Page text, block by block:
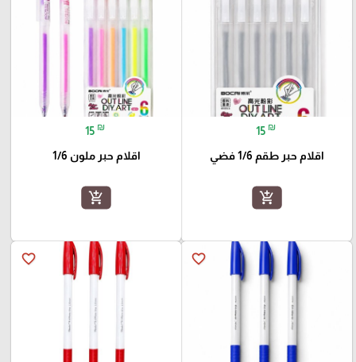
15 ₪
اقلام حبر طقم 1/6 فضي
add_shopping_cart
15 ₪
اقلام حبر ملون 1/6
add_shopping_cart
favorite_border
favorite_border